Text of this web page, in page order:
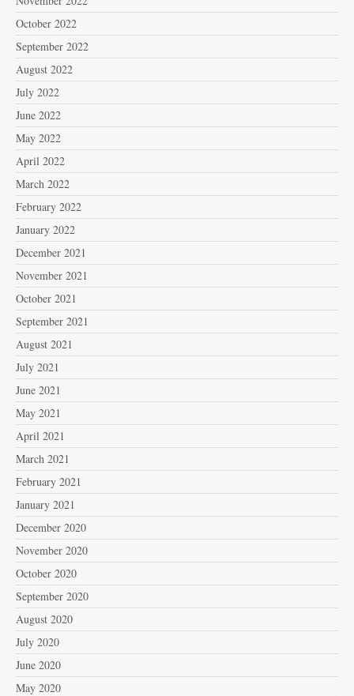
October 2022
September 2022
August 2022
July 2022
June 2022
May 2022
April 2022
March 2022
February 2022
January 2022
December 2021
November 2021
October 2021
September 2021
August 2021
July 2021
June 2021
May 2021
April 2021
March 2021
February 2021
January 2021
December 2020
November 2020
October 2020
September 2020
August 2020
July 2020
June 2020
May 2020